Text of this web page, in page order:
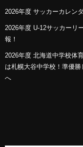
2026年度 サッカーカレン
2026年度 U-12サッカー
報！
2026年度 北海道中学校体
は札幌大谷中学校！準優
へ